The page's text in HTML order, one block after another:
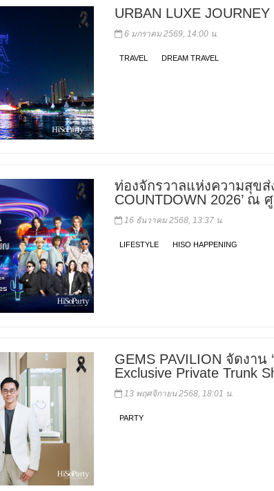
URBAN LUXE JOURNEY
6 มกราคม 2569, 14:00 น.
TRAVEL DREAM TRAVEL
ท่องจักรวาลแห่งความสุขส่
COUNTDOWN 2026’ ณ
16 ธันวาคม 2568, 13:37 น.
LIFESTYLE HISO HAPPENING
GEMS PAVILION จัดงาน
Exclusive Private Trunk
13 พฤศจิกายน 2568, 18:01 น.
PARTY